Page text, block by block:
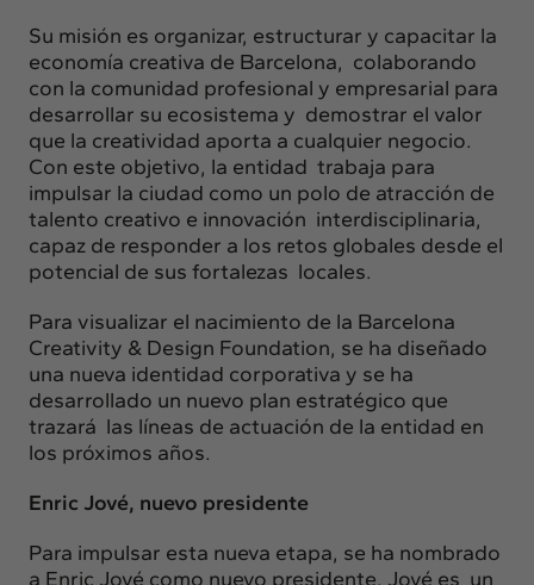
Su misión es organizar, estructurar y capacitar la
economía creativa de Barcelona, colaborando
con la comunidad profesional y empresarial para
desarrollar su ecosistema y demostrar el valor
que la creatividad aporta a cualquier negocio.
Con este objetivo, la entidad trabaja para
impulsar la ciudad como un polo de atracción de
talento creativo e innovación interdisciplinaria,
capaz de responder a los retos globales desde el
potencial de sus fortalezas locales.
Para visualizar el nacimiento de la Barcelona
Creativity & Design Foundation, se ha diseñado
una nueva identidad corporativa y se ha
desarrollado un nuevo plan estratégico que
trazará las líneas de actuación de la entidad en
los próximos años.
Enric Jové, nuevo presidente
Para impulsar esta nueva etapa, se ha nombrado
a Enric Jové como nuevo presidente. Jové es un